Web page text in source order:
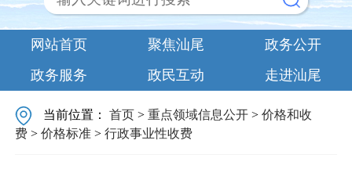
网站首页 聚焦汕尾
政务公开
政务服务
政民互动 走进汕尾
当前位置：首页 >重点领域信息公开 >价格和收
费 >价格标准 >行政事业性收费